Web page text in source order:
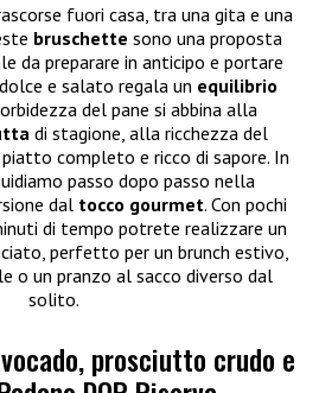
fuori casa, tra una gita e una
bruschette sono una proposta
da preparare in anticipo e portare
e salato regala un equilibrio
del pane si abbina alla
di stagione, alla ricchezza del
piatto completo e ricco di sapore. In
passo dopo passo nella
dal tocco gourmet. Con pochi
di tempo potrete realizzare un
perfetto per un brunch estivo,
o un pranzo al sacco diverso dal
solito.
prosciutto crudo e